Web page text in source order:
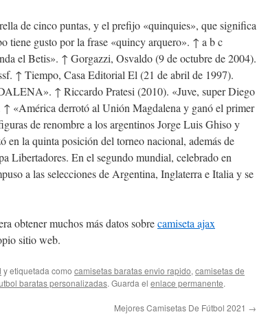
de cinco puntas, y el prefijo «quinquies», que significa
tiene gusto por la frase «quincy arquero». ↑ a b c
el Betis». ↑ Gorgazzi, Osvaldo (9 de octubre de 2004).
↑ Tiempo, Casa Editorial El (21 de abril de 1997).
↑ Riccardo Pratesi (2010). «Juve, super Diego
«América derrotó al Unión Magdalena y ganó el primer
de renombre a los argentinos Jorge Luis Ghiso y
la quinta posición del torneo nacional, además de
Libertadores. En el segundo mundial, celebrado en
a las selecciones de Argentina, Inglaterra e Italia y se
obtener muchos más datos sobrecamiseta ajax
sitio web.
y etiquetada como camisetas baratas envio rapido, camisetas de
baratas personalizadas. Guarda el enlace permanente.
Mejores Camisetas De Fútbol 2021 →